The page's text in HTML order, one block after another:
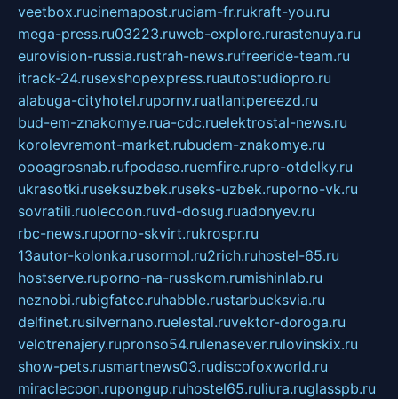
veetbox.rucinemapost.ruciam-fr.rukraft-you.ru
mega-press.ru03223.ruweb-explore.rurastenuya.ru
eurovision-russia.rustrah-news.rufreeride-team.ru
itrack-24.rusexshopexpress.ruautostudiopro.ru
alabuga-cityhotel.rupornv.ruatlantpereezd.ru
bud-em-znakomye.rua-cdc.ruelektrostal-news.ru
korolevremont-market.rubudem-znakomye.ru
oooagrosnab.rufpodaso.ruemfire.rupro-otdelky.ru
ukrasotki.ruseksuzbek.ruseks-uzbek.ruporno-vk.ru
sovratili.ruolecoon.ruvd-dosug.ruadonyev.ru
rbc-news.ruporno-skvirt.rukrospr.ru
13autor-kolonka.rusormol.ru2rich.ruhostel-65.ru
hostserve.ruporno-na-russkom.rumishinlab.ru
neznobi.rubigfatcc.ruhabble.rustarbucksvia.ru
delfinet.rusilvernano.ruelestal.ruvektor-doroga.ru
velotrenajery.rupronso54.rulenasever.rulovinskix.ru
show-pets.rusmartnews03.rudiscofoxworld.ru
miraclecoon.rupongup.ruhostel65.ruliura.ruglasspb.ru